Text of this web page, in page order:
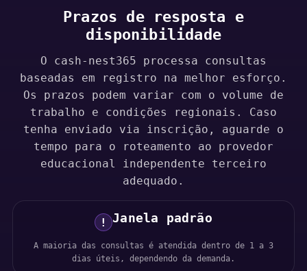
Prazos de resposta e
disponibilidade
O cash-nest365 processa consultas
baseadas em registro na melhor esforço.
Os prazos podem variar com o volume de
trabalho e condições regionais. Caso
tenha enviado via inscrição, aguarde o
tempo para o roteamento ao provedor
educacional independente terceiro
adequado.
! Janela padrão
A maioria das consultas é atendida dentro de 1 a 3
dias úteis, dependendo da demanda.